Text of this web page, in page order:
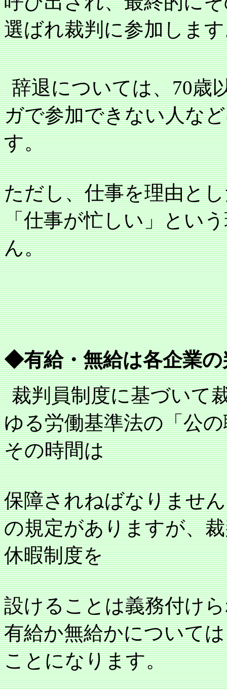
選ばれ裁判に参加しま
辞退については、70歳
ガで参加できない人な
す。
ただし、仕事を理由と
「仕事が忙しい」とい
ん。
◆有給・無給は各企業
裁判員制度に基づいて
ゆる労働基準法の「公
その時間は
保障されねばなりませ
の規定がありますが、
休暇制度を
設けることは義務付け
有給か無給かについて
ことになります。